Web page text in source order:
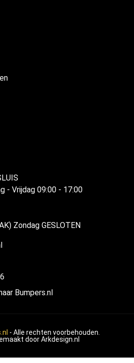
- Vrijdag 09:00 - 17:00
Zondag GESLOTEN
Bumpers.nl
- Alle rechten voorbehouden.
doorArkdesign.nl